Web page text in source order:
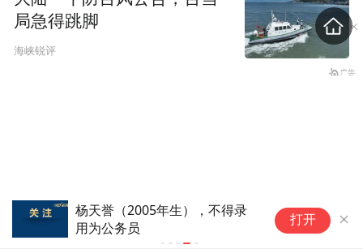
杨天誉（2005年生），不得录
用为公务员
打开
局急得跳脚
海峡锐评